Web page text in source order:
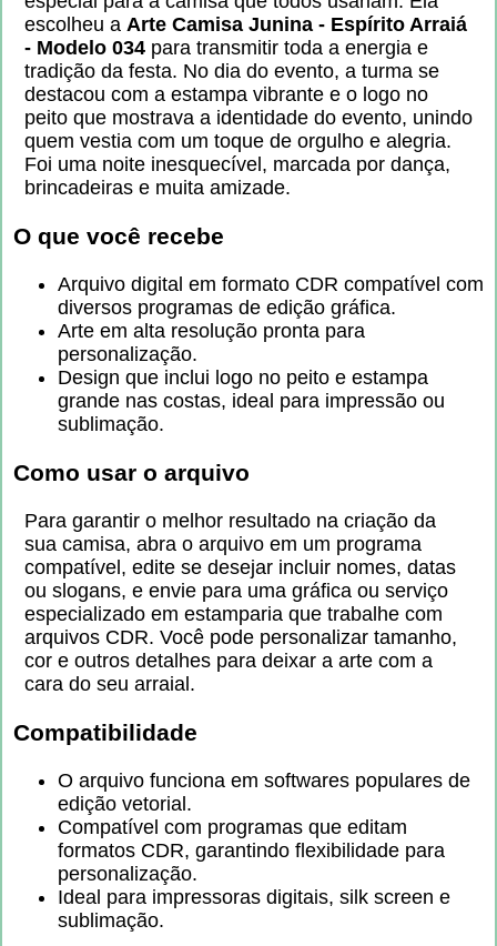
escolheu a Arte Camisa Junina - Espírito Arraiá
- Modelo 034 para transmitir toda a energia e
tradição da festa. No dia do evento, a turma se
destacou com a estampa vibrante e o logo no
peito que mostrava a identidade do evento, unindo
quem vestia com um toque de orgulho e alegria.
Foi uma noite inesquecível, marcada por dança,
brincadeiras e muita amizade.
O que você recebe
Arquivo digital em formato CDR compatível com
diversos programas de edição gráfica.
Arte em alta resolução pronta para
personalização.
Design que inclui logo no peito e estampa
grande nas costas, ideal para impressão ou
sublimação.
Como usar o arquivo
Para garantir o melhor resultado na criação da
sua camisa, abra o arquivo em um programa
compatível, edite se desejar incluir nomes, datas
ou slogans, e envie para uma gráfica ou serviço
especializado em estamparia que trabalhe com
arquivos CDR. Você pode personalizar tamanho,
cor e outros detalhes para deixar a arte com a
cara do seu arraial.
Compatibilidade
O arquivo funciona em softwares populares de
edição vetorial.
Compatível com programas que editam
formatos CDR, garantindo flexibilidade para
personalização.
Ideal para impressoras digitais, silk screen e
sublimação.